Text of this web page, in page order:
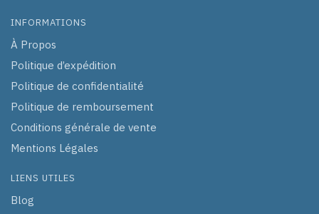
INFORMATIONS
À Propos
Politique d’expédition
Politique de confidentialité
Politique de remboursement
Conditions générale de vente
Mentions Légales
LIENS UTILES
Blog